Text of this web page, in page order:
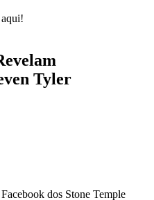
Tyler
dos Stone Temple